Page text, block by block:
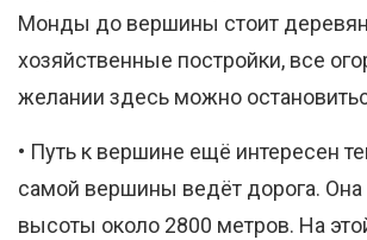
Монды до вершины стоит
хозяйственные постройки, все
желании здесь можно
• Путь к вершине ещё интересен
самой вершины ведёт дорога.
высоты около 2800 метров. На